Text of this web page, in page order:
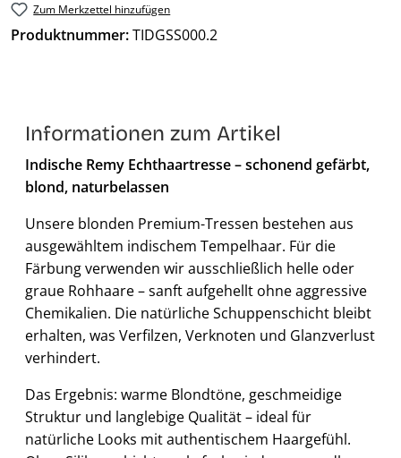
Zum Merkzettel hinzufügen
Produktnummer:TIDGSS000.2
Informationen zum Artikel
Indische Remy Echthaartresse – schonend gefärbt,
blond, naturbelassen
Unsere blonden Premium-Tressen bestehen aus
ausgewähltem indischem Tempelhaar. Für die
Färbung verwenden wir ausschließlich helle oder
graue Rohhaare – sanft aufgehellt ohne aggressive
Chemikalien. Die natürliche Schuppenschicht bleibt
erhalten, was Verfilzen, Verknoten und Glanzverlust
verhindert.
Das Ergebnis: warme Blondtöne, geschmeidige
Struktur und langlebige Qualität – ideal für
natürliche Looks mit authentischem Haargefühl.